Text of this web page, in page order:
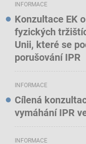
INFORMACE
Konzultace EK
fyzických
Unii, které se
porušování IPR
INFORMACE
Cílená
vymáhání IPR
INFORMACE